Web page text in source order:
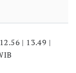
| 13.49 |